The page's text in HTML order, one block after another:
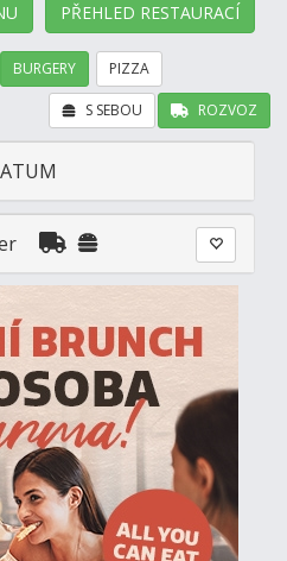
PŘEHLED RESTAURACÍ
BURGERY PIZZA
ROZVOZ
S SEBOU